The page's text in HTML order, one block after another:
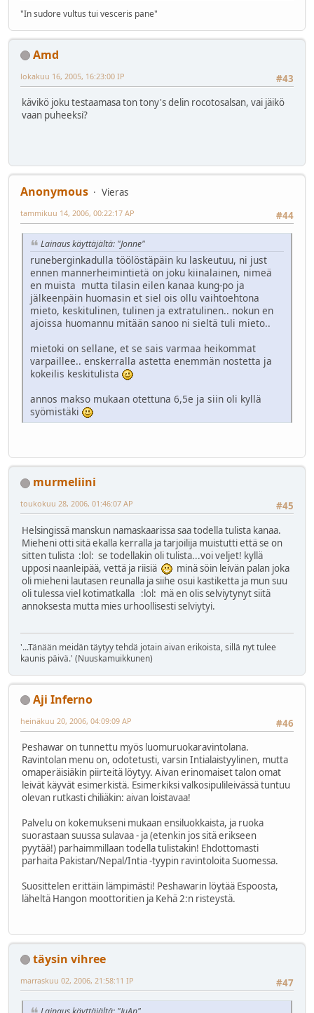
"In sudore vultus tui vesceris pane"
Amd
#43
lokakuu 16, 2005, 16:23:00 IP
kävikö joku testaamasa ton tony's delin rocotosalsan, vai jäikö
vaan puheeksi?
Anonymous
Vieras
#44
tammikuu 14, 2006, 00:22:17 AP
Lainaus käyttäjältä: "Jonne"
runeberginkadulla töölöstäpäin ku laskeutuu, ni just
ennen mannerheimintietä on joku kiinalainen, nimeä
en muista mutta tilasin eilen kanaa kung-po ja
jälkeenpäin huomasin et siel ois ollu vaihtoehtona
mieto, keskitulinen, tulinen ja extratulinen.. nokun en
ajoissa huomannu mitään sanoo ni sieltä tuli mieto..
mietoki on sellane, et se sais varmaa heikommat
varpaillee.. enskerralla astetta enemmän nostetta ja
kokeilis keskitulista
annos makso mukaan otettuna 6,5e ja siin oli kyllä
syömistäki
murmeliini
#45
toukokuu 28, 2006, 01:46:07 AP
Helsingissä manskun namaskaarissa saa todella tulista kanaa.
Mieheni otti sitä ekalla kerralla ja tarjoilija muistutti että se on
sitten tulista :lol: se todellakin oli tulista...voi veljet! kyllä
upposi naanleipää, vettä ja riisiä
minä söin leivän palan joka
oli mieheni lautasen reunalla ja siihe osui kastiketta ja mun suu
oli tulessa viel kotimatkalla :lol: mä en olis selviytynyt siitä
annoksesta mutta mies urhoollisesti selviytyi.
'...Tänään meidän täytyy tehdä jotain aivan erikoista, sillä nyt tulee
kaunis päivä.' (Nuuskamuikkunen)
Aji Inferno
#46
heinäkuu 20, 2006, 04:09:09 AP
Peshawar on tunnettu myös luomuruokaravintolana.
Ravintolan menu on, odotetusti, varsin Intialaistyylinen, mutta
omaperäisiäkin piirteitä löytyy. Aivan erinomaiset talon omat
leivät käyvät esimerkistä. Esimerkiksi valkosipulileivässä tuntuu
olevan rutkasti chiliäkin: aivan loistavaa!
Palvelu on kokemukseni mukaan ensiluokkaista, ja ruoka
suorastaan suussa sulavaa - ja (etenkin jos sitä erikseen
pyytää!) parhaimmillaan todella tulistakin! Ehdottomasti
parhaita Pakistan/Nepal/Intia -tyypin ravintoloita Suomessa.
Suosittelen erittäin lämpimästi! Peshawarin löytää Espoosta,
läheltä Hangon moottoritien ja Kehä 2:n risteystä.
täysin vihree
#47
marraskuu 02, 2006, 21:58:11 IP